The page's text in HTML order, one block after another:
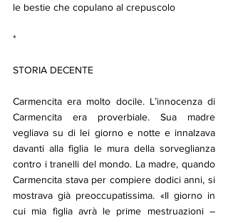
le bestie che copulano al crepuscolo
*
STORIA DECENTE
Carmencita era molto docile. L’innocenza di
Carmencita era proverbiale. Sua madre
vegliava su di lei giorno e notte e innalzava
davanti alla figlia le mura della sorveglianza
contro i tranelli del mondo. La madre, quando
Carmencita stava per compiere dodici anni, si
mostrava già preoccupatissima. «Il giorno in
cui mia figlia avrà le prime mestruazioni –